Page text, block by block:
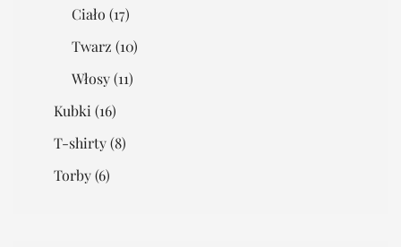
Ciało (17)
Twarz (10)
Włosy(11)
Kubki (16)
T-shirty(8)
Torby(6)